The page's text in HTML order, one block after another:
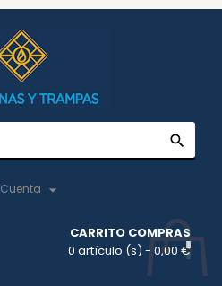
search
Cuenta 
CARRITO COMPRAS
0 artículo (s) - 0,00 €